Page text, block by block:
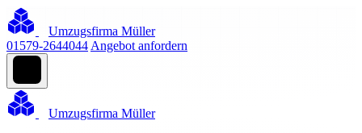
Umzugsfirma Müller
01579-2644044 Angebot anfordern
Umzugsfirma Müller